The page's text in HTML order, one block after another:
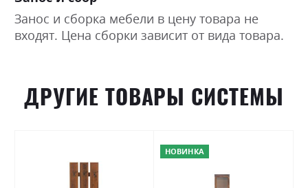
Занос и сборка мебели в цену товара не
входят. Цена сборки зависит от вида товара.
ДРУГИЕ ТОВАРЫ СИСТЕМЫ
НОВИНКА